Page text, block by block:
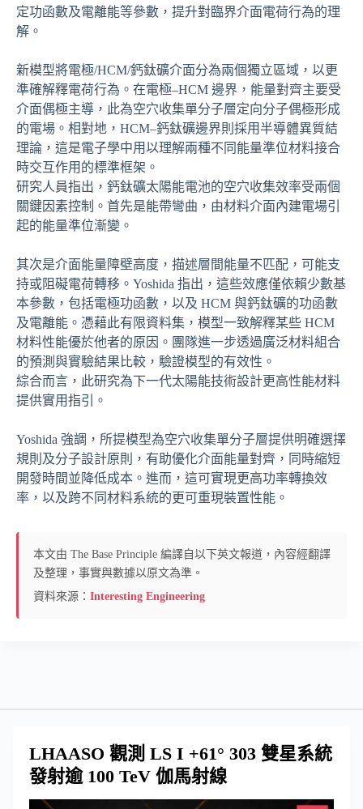
定功函數及電離能等參數，提升對臨界介面電荷行為的理
解。
新模型將電極/HCM/鈣鈦礦介面分為兩個獨立區域，以更
準確解釋電荷行為。在電極–HCM 邊界，能量對齊主要受
介面偶極主導，此為空穴收集單分子層定向分子偶極形成
的電場。相對地，HCM–鈣鈦礦邊界則採用半導體異質結
理論，這是電子學中用以理解兩種不同能量準位材料接合
時交互作用的標準框架。
研究人員指出，鈣鈦礦太陽能電池的空穴收集效率受兩個
關鍵因素控制。首先是能帶彎曲，由材料介面內建電場引
起的能量準位漸變。
其次是介面能量障壁高度，描述層間能量不匹配，可能支
持或阻礙電荷轉移。Yoshida 指出，這些效應僅依賴少數基
本參數，包括電極功函數，以及 HCM 與鈣鈦礦的功函數
及電離能。憑藉此有限資料集，模型一致解釋某些 HCM
材料性能優於他者的原因。團隊進一步透過廣泛材料組合
的預測與實驗結果比較，驗證模型的有效性。
綜合而言，此研究為下一代太陽能技術設計更高性能材料
提供實用指引。
Yoshida 強調，所提模型為空穴收集單分子層提供明確選擇
規則及分子設計原則，有助優化介面能量對齊，同時縮短
開發時間並降低成本。進而，這可實現更高功率轉換效
率，以及跨不同材料系統的更可重現裝置性能。
本文由 The Base Principle 編譯自以下英文報道，內容經翻譯
及整理，事實與數據以原文為準。
資料來源： Interesting Engineering
LHAASO 觀測 LS I +61° 303 雙星系統
發射逾 100 TeV 伽馬射線